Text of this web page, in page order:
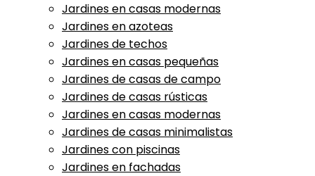
Jardines en casas modernas
Jardines en azoteas
Jardines de techos
Jardines en casas pequeñas
Jardines de casas de campo
Jardines de casas rústicas
Jardines en casas modernas
Jardines de casas minimalistas
Jardines con piscinas
Jardines en fachadas